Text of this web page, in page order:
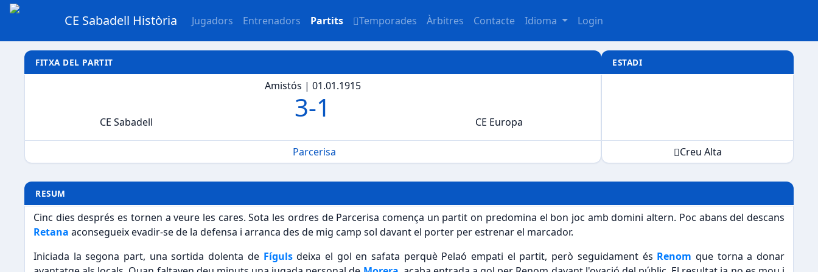
CE Sabadell Història Jugadors Entrenadors Partits Temporades Àrbitres Contacte Idioma Login
FITXA DEL PARTIT
Amistós | 01.01.1915
CE Sabadell 3-1 CE Europa
Parcerisa
ESTADI
Creu Alta
RESUM
Cinc dies després es tornen a veure les cares. Sota les ordres de Parcerisa comença un partit on predomina el bon joc amb domini altern. Poc abans del descans
Retana aconsegueix evadir-se de la defensa i arranca des de mig camp sol davant el porter per estrenar el marcador.
Iniciada la segona part, una sortida dolenta de Fíguls deixa el gol en safata perquè Pelaó empati el partit, però seguidament és Renom que torna a donar